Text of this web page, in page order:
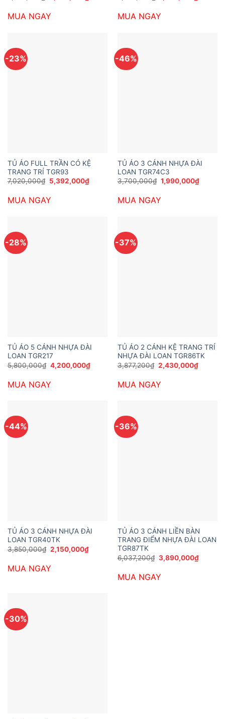
gốc
5,389,200₫.
hiện
MUA NGAY
gốc
2,590,000₫.
hiện
MUA NGAY
-23%
TỦ ÁO FULL TRẦN CÓ KỆ
TRANG TRÍ TGR93
7,020,000₫ Giá
gốc
7,020,000₫.
5,392,000₫Giá
hiện
MUA NGAY
-46%
TỦ ÁO 3 CÁNH NHỰA ĐÀI
LOAN TGR74C3
3,700,000₫ Giá
gốc
3,700,000₫.
1,990,000₫Giá
hiện
MUA NGAY
-28%
TỦ ÁO 5 CÁNH NHỰA ĐÀI
LOAN TGR217
5,800,000₫ Giá
gốc
5,800,000₫.
4,200,000₫Giá
hiện
4,200,000₫.
MUA NGAY
-37%
TỦ ÁO 2 CÁNH KỆ TRANG TRÍ
NHỰA ĐÀI LOAN TGR86TK
3,877,200₫ Giá
gốc
3,877,200₫.
2,430,000₫Giá
hiện
MUA NGAY
-44%
TỦ ÁO 3 CÁNH NHỰA ĐÀI
LOAN TGR40TK
3,850,000₫ Giá
gốc
3,850,000₫.
2,150,000₫Giá
hiện
2,150,000₫.
MUA NGAY
-36%
TỦ ÁO 3 CÁNH LIỀN BÀN
TRANG ĐIỂM NHỰA ĐÀI LOAN
TGR87TK
6,037,200₫ Giá
gốc
6,037,200₫.
3,890,000₫Giá
hiện
MUA NGAY
-30%